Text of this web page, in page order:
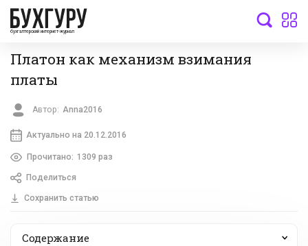
бухгалтерский интернет-журнал
Платон как механизм взимания
платы
Автор: Anna2016
Актуально на 20.12.2016
Прочитано: 1309 раз
Поделиться
Сохранить статью
Содержание